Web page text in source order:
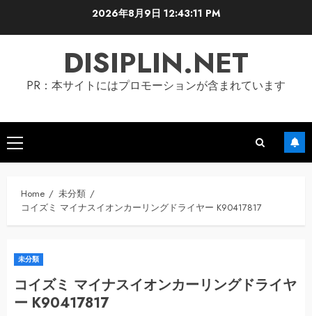
2026年8月9日 12:43:12 PM
DISIPLIN.NET
PR：本サイトにはプロモーションが含まれています
Primary
Menu
Home
未分類
コイズミ マイナスイオンカーリングドライヤー K90417817
未分類
コイズミ マイナスイオンカーリングドライヤ
ー K90417817